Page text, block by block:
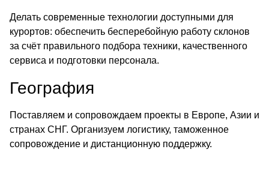
Делать современные технологии доступными для
курортов: обеспечить бесперебойную работу склонов
за счёт правильного подбора техники, качественного
сервиса и подготовки персонала.
География
Поставляем и сопровождаем проекты в Европе, Азии и
странах СНГ. Организуем логистику, таможенное
сопровождение и дистанционную поддержку.